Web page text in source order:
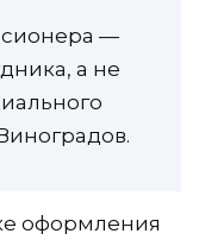
—
а не
оформления